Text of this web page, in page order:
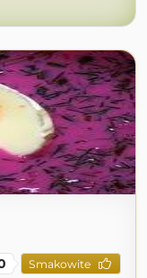
Smakowite